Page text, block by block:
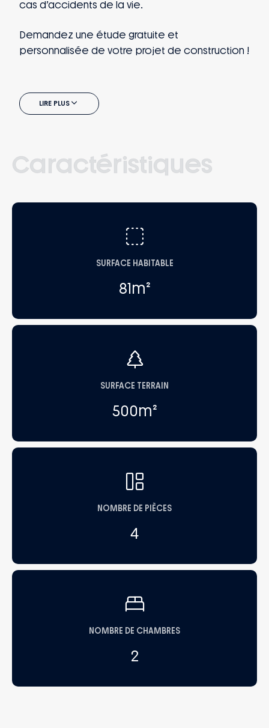
cas d’accidents de la vie.
Demandez une étude gratuite et
personnalisée de votre projet de construction !
LIRE PLUS
Caractéristiques
SURFACE HABITABLE
81m²
SURFACE TERRAIN
500m²
NOMBRE DE PIÈCES
4
NOMBRE DE CHAMBRES
2